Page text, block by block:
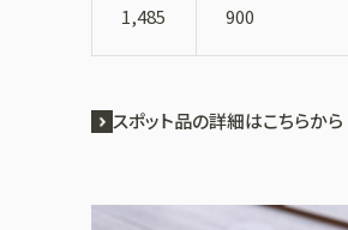
1,485 900
スポット品の詳細はこちらから